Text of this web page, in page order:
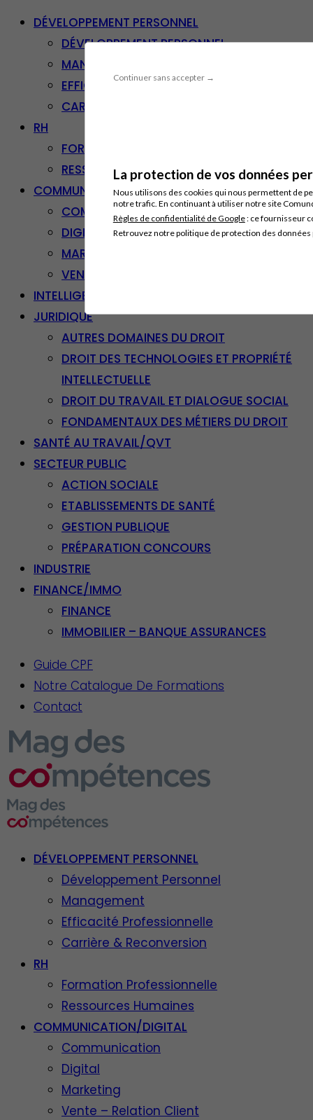
Continuer sans accepter →
La protection de vos données
Nous utilisons des cookies qui nous permettent de
notre trafic. En continuant à utiliser notre site
Règles de confidentialité de Google: ce fournisseur
Retrouvez notre politique de protection des
DÉVELOPPEMENT PERSONNEL
DÉVELOPPEMENT PERSONNEL
MANAGEMENT
EFFICACITÉ PROFESSIONNELLE
CARRIÈRE & RECONVERSION
RH
FORMATION PROFESSIONNELLE
RESSOURCES HUMAINES
COMMUNICATION/DIGITAL
COMMUNICATION
DIGITAL
MARKETING
VENTE – RELATION CLIENT
INTELLIGENCE ARTIFICIELLE
JURIDIQUE
AUTRES DOMAINES DU DROIT
DROIT DES TECHNOLOGIES ET PROPRIÉTÉ
INTELLECTUELLE
DROIT DU TRAVAIL ET DIALOGUE SOCIAL
FONDAMENTAUX DES MÉTIERS DU DROIT
SANTÉ AU TRAVAIL/QVT
SECTEUR PUBLIC
ACTION SOCIALE
ETABLISSEMENTS DE SANTÉ
GESTION PUBLIQUE
PRÉPARATION CONCOURS
INDUSTRIE
FINANCE/IMMO
FINANCE
IMMOBILIER – BANQUE ASSURANCES
Guide CPF
Notre Catalogue De Formations
Contact
DÉVELOPPEMENT PERSONNEL
Développement Personnel
Management
Efficacité Professionnelle
Carrière & Reconversion
RH
Formation Professionnelle
Ressources Humaines
COMMUNICATION/DIGITAL
Communication
Digital
Marketing
Vente – Relation Client